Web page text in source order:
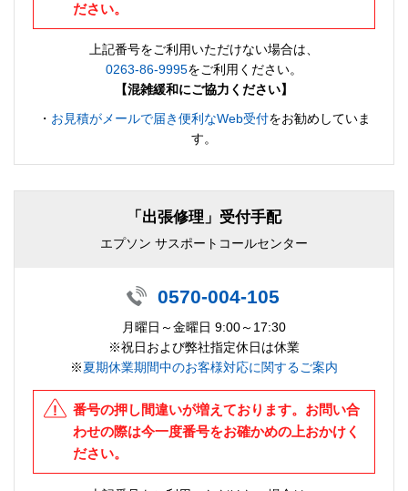
ださい。
上記番号をご利用いただけない場合は、
0263-86-9995をご利用ください。
【混雑緩和にご協力ください】
・ お見積がメールで届き便利なWeb受付をお勧めしていま
す。
「出張修理」受付手配
エプソン サスポートコールセンター
0570-004-105
月曜日～金曜日 9:00～17:30
※祝日および弊社指定休日は休業
※夏期休業期間中のお客様対応に関するご案内
番号の押し間違いが増えております。お問い合
わせの際は今一度番号をお確かめの上おかけく
ださい。